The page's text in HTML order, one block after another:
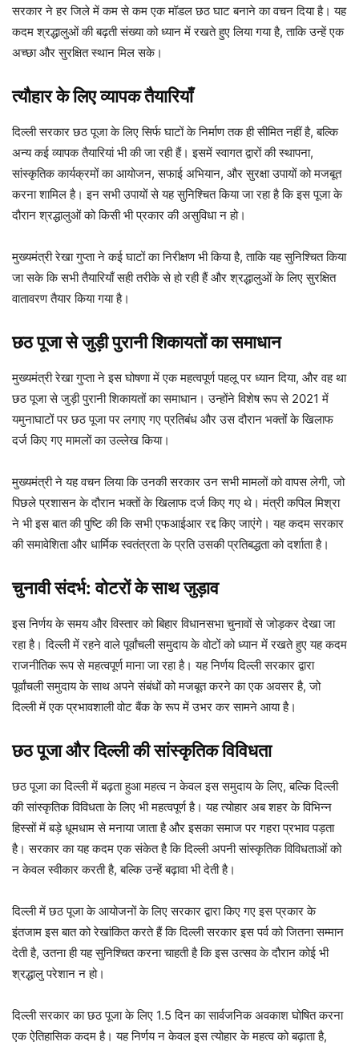
सरकार ने हर जिले में कम से कम एक मॉडल छठ घाट बनाने का वचन दिया है। यह
कदम श्रद्धालुओं की बढ़ती संख्या को ध्यान में रखते हुए लिया गया है, ताकि उन्हें एक
अच्छा और सुरक्षित स्थान मिल सके।
त्यौहार के लिए व्यापक तैयारियाँ
दिल्ली सरकार छठ पूजा के लिए सिर्फ घाटों के निर्माण तक ही सीमित नहीं है, बल्कि
अन्य कई व्यापक तैयारियां भी की जा रही हैं। इसमें स्वागत द्वारों की स्थापना,
सांस्कृतिक कार्यक्रमों का आयोजन, सफाई अभियान, और सुरक्षा उपायों को मजबूत
करना शामिल है। इन सभी उपायों से यह सुनिश्चित किया जा रहा है कि इस पूजा के
दौरान श्रद्धालुओं को किसी भी प्रकार की असुविधा न हो।
मुख्यमंत्री रेखा गुप्ता ने कई घाटों का निरीक्षण भी किया है, ताकि यह सुनिश्चित किया
जा सके कि सभी तैयारियाँ सही तरीके से हो रही हैं और श्रद्धालुओं के लिए सुरक्षित
वातावरण तैयार किया गया है।
छठ पूजा से जुड़ी पुरानी शिकायतों का समाधान
मुख्यमंत्री रेखा गुप्ता ने इस घोषणा में एक महत्वपूर्ण पहलू पर ध्यान दिया, और वह था
छठ पूजा से जुड़ी पुरानी शिकायतों का समाधान। उन्होंने विशेष रूप से 2021 में
यमुनाघाटों पर छठ पूजा पर लगाए गए प्रतिबंध और उस दौरान भक्तों के खिलाफ
दर्ज किए गए मामलों का उल्लेख किया।
मुख्यमंत्री ने यह वचन लिया कि उनकी सरकार उन सभी मामलों को वापस लेगी, जो
पिछले प्रशासन के दौरान भक्तों के खिलाफ दर्ज किए गए थे। मंत्री कपिल मिश्रा
ने भी इस बात की पुष्टि की कि सभी एफआईआर रद्द किए जाएंगे। यह कदम सरकार
की समावेशिता और धार्मिक स्वतंत्रता के प्रति उसकी प्रतिबद्धता को दर्शाता है।
चुनावी संदर्भ: वोटरों के साथ जुड़ाव
इस निर्णय के समय और विस्तार को बिहार विधानसभा चुनावों से जोड़कर देखा जा
रहा है। दिल्ली में रहने वाले पूर्वांचली समुदाय के वोटों को ध्यान में रखते हुए यह कदम
राजनीतिक रूप से महत्वपूर्ण माना जा रहा है। यह निर्णय दिल्ली सरकार द्वारा
पूर्वांचली समुदाय के साथ अपने संबंधों को मजबूत करने का एक अवसर है, जो
दिल्ली में एक प्रभावशाली वोट बैंक के रूप में उभर कर सामने आया है।
छठ पूजा और दिल्ली की सांस्कृतिक विविधता
छठ पूजा का दिल्ली में बढ़ता हुआ महत्व न केवल इस समुदाय के लिए, बल्कि दिल्ली
की सांस्कृतिक विविधता के लिए भी महत्वपूर्ण है। यह त्योहार अब शहर के विभिन्न
हिस्सों में बड़े धूमधाम से मनाया जाता है और इसका समाज पर गहरा प्रभाव पड़ता
है। सरकार का यह कदम एक संकेत है कि दिल्ली अपनी सांस्कृतिक विविधताओं को
न केवल स्वीकार करती है, बल्कि उन्हें बढ़ावा भी देती है।
दिल्ली में छठ पूजा के आयोजनों के लिए सरकार द्वारा किए गए इस प्रकार के
इंतजाम इस बात को रेखांकित करते हैं कि दिल्ली सरकार इस पर्व को जितना सम्मान
देती है, उतना ही यह सुनिश्चित करना चाहती है कि इस उत्सव के दौरान कोई भी
श्रद्धालु परेशान न हो।
दिल्ली सरकार का छठ पूजा के लिए 1.5 दिन का सार्वजनिक अवकाश घोषित करना
एक ऐतिहासिक कदम है। यह निर्णय न केवल इस त्योहार के महत्व को बढ़ाता है,